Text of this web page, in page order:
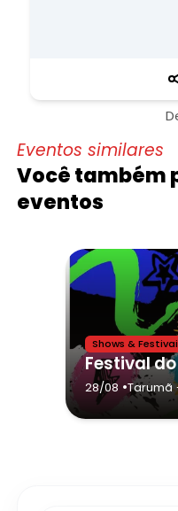
Eventos similares
Você também
eventos
Shows &
28/08 •Tarumã